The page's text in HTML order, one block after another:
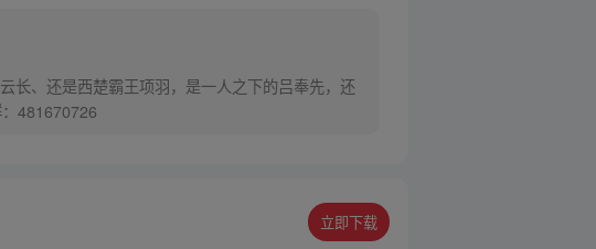
死格斗，最终获胜者，将会获得一个愿望！ 粉丝群：481670726
立即下载